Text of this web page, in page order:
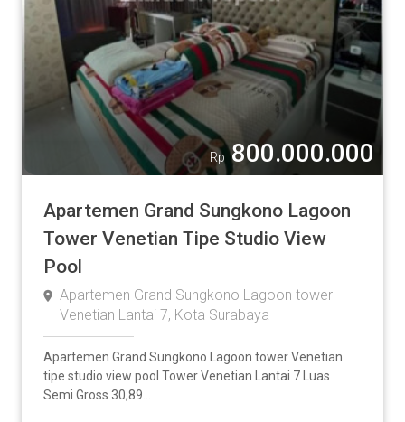
Rp 800.000.000
Apartemen Grand Sungkono Lagoon
Tower Venetian Tipe Studio View
Pool
Apartemen Grand Sungkono Lagoon tower
Venetian Lantai 7, Kota Surabaya
Apartemen Grand Sungkono Lagoon tower Venetian
tipe studio view pool Tower Venetian Lantai 7 Luas
Semi Gross 30,89...